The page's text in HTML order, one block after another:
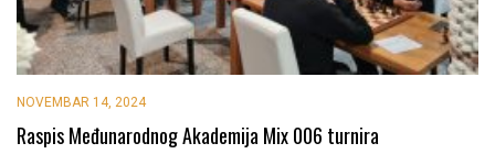
NOVEMBAR 14, 2024
Raspis Međunarodnog Akademija Mix 006 turnira